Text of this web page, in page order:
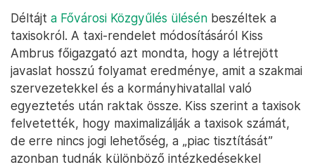
Déltájt a Fővárosi Közgyűlés ülésén beszéltek a
taxisokról. A taxi-rendelet módosításáról Kiss
Ambrus főigazgató azt mondta, hogy a létrejött
javaslat hosszú folyamat eredménye, amit a szakmai
szervezetekkel és a kormányhivatallal való
egyeztetés után raktak össze. Kiss szerint a taxisok
felvetették, hogy maximalizálják a taxisok számát,
de erre nincs jogi lehetőség, a „piac tisztítását”
azonban tudnák különböző intézkedésekkel